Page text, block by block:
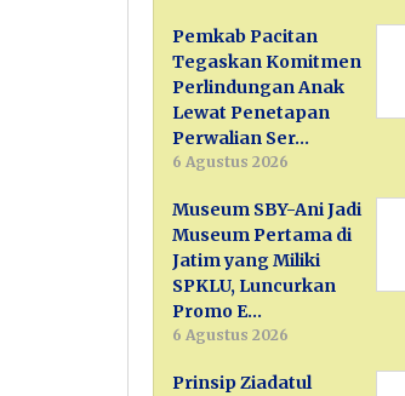
Pemkab Pacitan
Tegaskan Komitmen
Perlindungan Anak
Lewat Penetapan
Perwalian Ser…
6 Agustus 2026
Museum SBY-Ani Jadi
Museum Pertama di
Jatim yang Miliki
SPKLU, Luncurkan
Promo E…
6 Agustus 2026
Prinsip Ziadatul